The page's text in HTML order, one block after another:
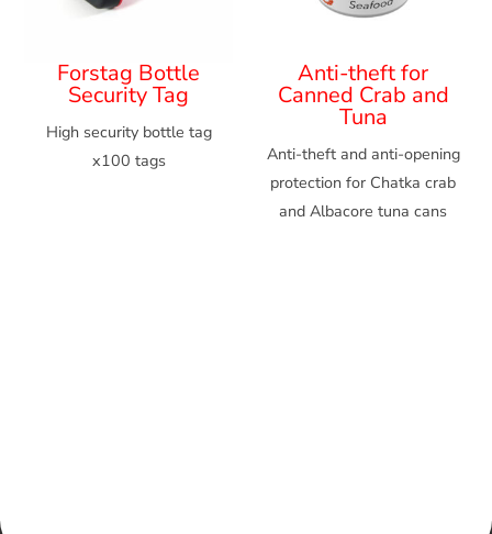
Forstag Bottle
Security Tag
High security bottle tag
x100 tags
Anti-theft for
Canned Crab and
Tuna
Anti-theft and anti-opening
protection for Chatka crab
and Albacore tuna cans